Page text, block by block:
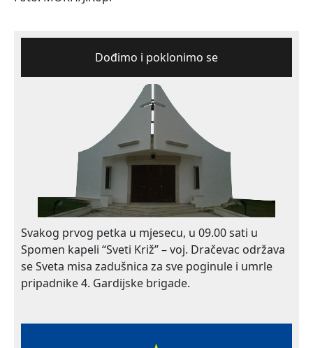
Dođimo i poklonimo se
Svakog prvog petka u mjesecu, u 09.00 sati u
Spomen kapeli “Sveti Križ” – voj. Dračevac održava
se Sveta misa zadušnica za sve poginule i umrle
pripadnike 4. Gardijske brigade.